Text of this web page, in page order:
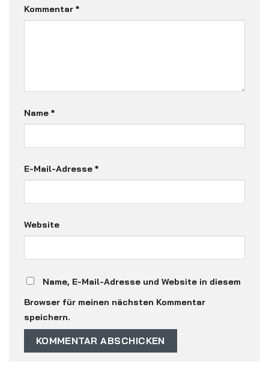
Kommentar *
Name *
E-Mail-Adresse *
Website
Name, E-Mail-Adresse und Website in diesem
Browser für meinen nächsten Kommentar
speichern.